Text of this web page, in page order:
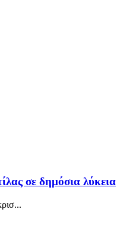
σε δημόσια λύκεια